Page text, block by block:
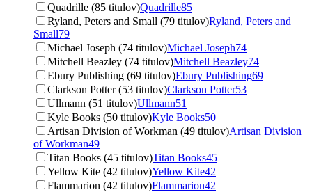
Quadrille (85 titulov)Quadrille85
Ryland, Peters and Small (79 titulov)Ryland, Peters and
Small79
Michael Joseph (74 titulov)Michael Joseph74
Mitchell Beazley (74 titulov)Mitchell Beazley74
Ebury Publishing (69 titulov)Ebury Publishing69
Clarkson Potter (53 titulov)Clarkson Potter53
Ullmann (51 titulov)Ullmann51
Kyle Books (50 titulov)Kyle Books50
Artisan Division of Workman (49 titulov)Artisan Division
of Workman49
Titan Books (45 titulov)Titan Books45
Yellow Kite (42 titulov)Yellow Kite42
Flammarion (42 titulov)Flammarion42